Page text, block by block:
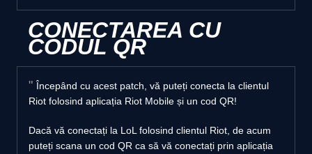
CONECTAREA CU
CODUL QR
Începând cu acest patch, vă puteți conecta la clientul
Riot folosind aplicația Riot Mobile și un cod QR!
Dacă vă conectați la LoL folosind clientul Riot, de acum
puteți scana un cod QR ca să vă conectați prin aplicația